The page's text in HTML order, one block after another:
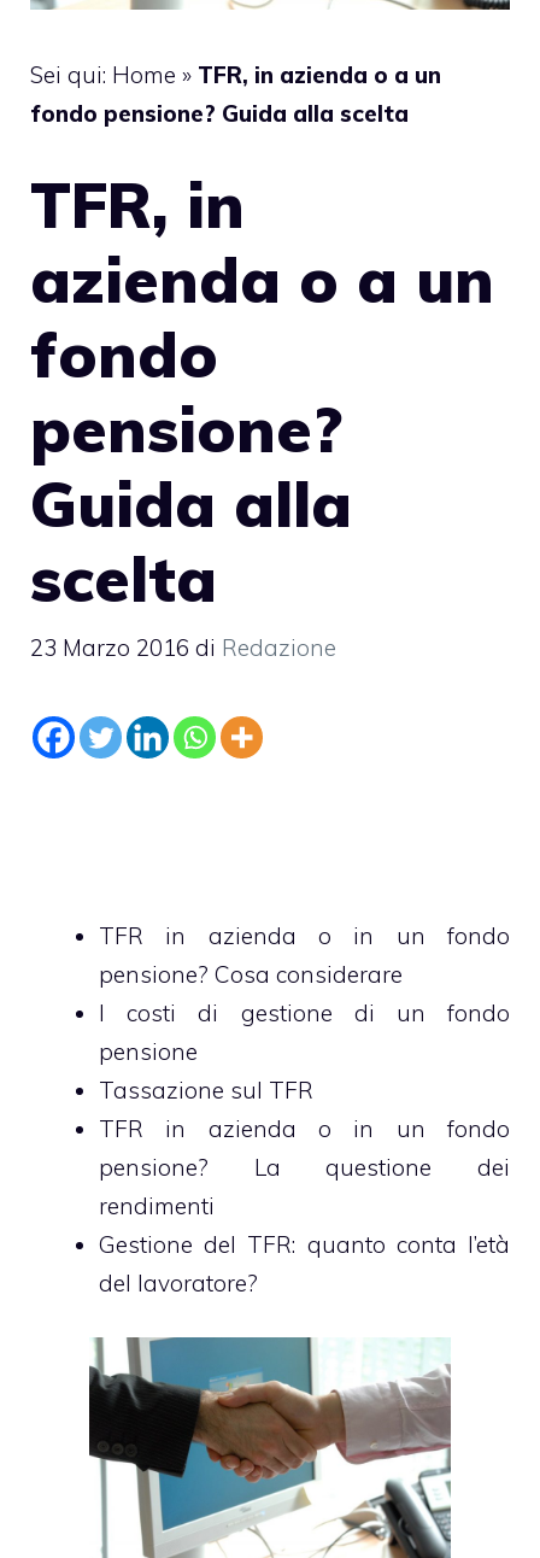
Sei qui: Home » TFR, in azienda o a un
fondo pensione? Guida alla scelta
TFR, in
azienda o a un
fondo
pensione?
Guida alla
scelta
23 Marzo 2016 di Redazione
TFR in azienda o in un fondo
pensione? Cosa considerare
I costi di gestione di un fondo
pensione
Tassazione sul TFR
TFR in azienda o in un fondo
pensione? La questione dei
rendimenti
Gestione del TFR: quanto conta l’età
del lavoratore?